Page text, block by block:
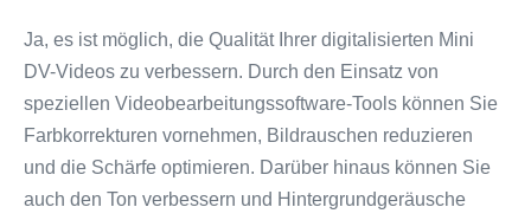
Ja, es ist möglich, die Qualität Ihrer digitalisierten Mini
DV-Videos zu verbessern. Durch den Einsatz von
speziellen Videobearbeitungssoftware-Tools können Sie
Farbkorrekturen vornehmen, Bildrauschen reduzieren
und die Schärfe optimieren. Darüber hinaus können Sie
auch den Ton verbessern und Hintergrundgeräusche